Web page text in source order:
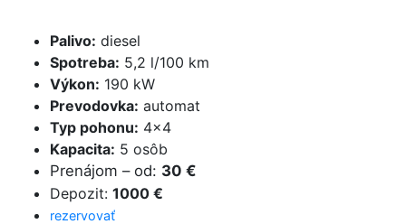
Palivo: diesel
Spotreba: 5,2 l/100 km
Výkon: 190 kW
Prevodovka: automat
Typ pohonu: 4×4
Kapacita: 5 osôb
Prenájom – od: 30 €
Depozit: 1000 €
rezervovať